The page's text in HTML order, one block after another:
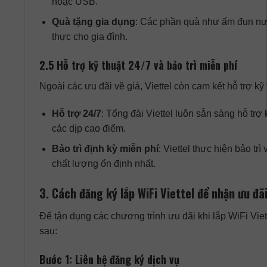
Quà tặng gia dụng: Các phần quà như ấm đun
thực cho gia đình.
2.5 Hỗ trợ kỹ thuật 24/7 và bảo trì miễn phí
Ngoài các ưu đãi về giá, Viettel còn cam kết hỗ trợ
Hỗ trợ 24/7: Tổng đài Viettel luôn sẵn sàng hỗ trợ
các dịp cao điểm.
Bảo trì định kỳ miễn phí: Viettel thực hiện bảo trì
chất lượng ổn định nhất.
3. Cách đăng ký lắp WiFi Viettel để nhận ưu
Để tận dụng các chương trình ưu đãi khi lắp WiFi
sau:
Bước 1: Liên hệ đăng ký dịch vụ